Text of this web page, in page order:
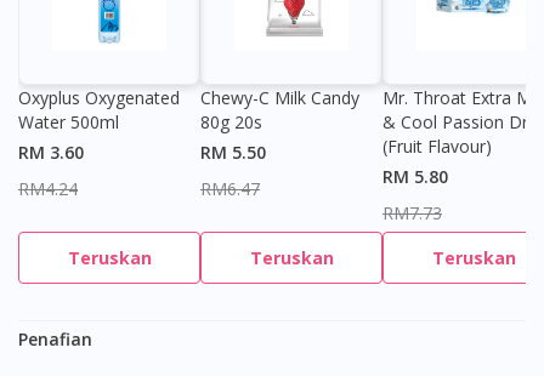
Oxyplus Oxygenated
Water 500ml
RM 3.60
RM4.24
Teruskan
Chewy-C Milk Candy
80g 20s
RM 5.50
RM6.47
Teruskan
Mr. Throat Extra
& Cool Passion
(Fruit Flavour)
RM 5.80
RM7.73
Teruskan
Penafian